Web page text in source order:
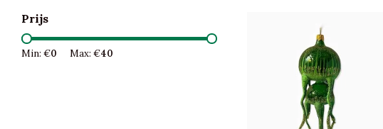
Prijs
Min: €0 Max: €40